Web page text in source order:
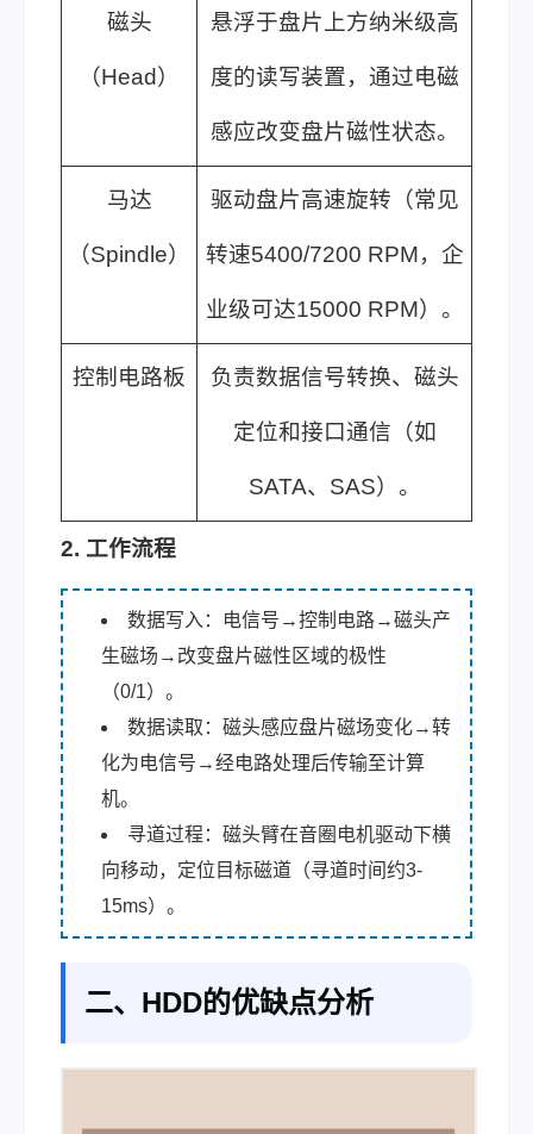
磁头
（Head）
悬浮于盘片上方纳米级高
度的读写装置，通过电磁
感应改变盘片磁性状态。
马达
（Spindle）
驱动盘片高速旋转（常见
转速5400/7200 RPM，企
业级可达15000 RPM）。
控制电路板 负责数据信号转换、磁头
定位和接口通信（如
SATA、SAS）。
2. 工作流程
数据写入：电信号→控制电路→磁头产
生磁场→改变盘片磁性区域的极性
（0/1）。
数据读取：磁头感应盘片磁场变化→转
化为电信号→经电路处理后传输至计算
机。
寻道过程：磁头臂在音圈电机驱动下横
向移动，定位目标磁道（寻道时间约3-
15ms）。
二、HDD的优缺点分析